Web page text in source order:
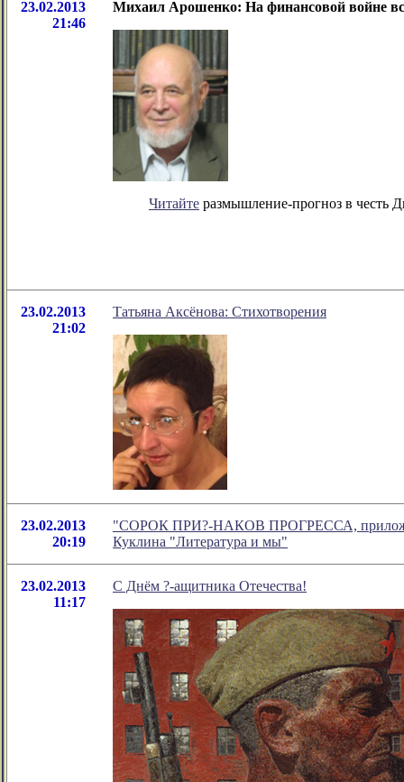
23.02.2013
21:46
Михаил Арошенко: На финансовой войне
Читайте размышление-прогноз в честь
23.02.2013
21:02
Татьяна Аксёнова: Стихотворения
23.02.2013
20:19
"СОРОК ПРИ?-НАКОВ ПРОГРЕССА,
Куклина "Литература и мы"
23.02.2013
11:17
С Днём ?-ащитника Отечества!